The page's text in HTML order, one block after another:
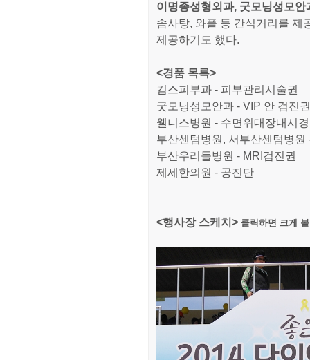
이명종성형외과, 굿모닝성모
솜사탕, 와플 등 간식거리를 제
제공하기도 했다.
<경품 목록>
킴스피부과 - 피부관리시술권
굿모닝성모안과 - VIP 안 검진권
웰니스병원 - 수면위대장내시
부산센텀병원, 서부산센텀병
부산우리들병원 - MRI검진권
제세한의원 - 공진단
<행사장 스케치> 클릭하면 크게